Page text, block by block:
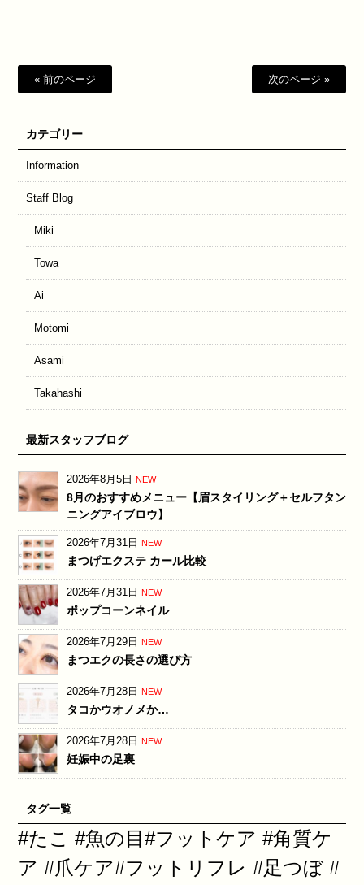
« 前のページ 次のページ »
カテゴリー
Information
Staff Blog
Miki
Towa
Ai
Motomi
Asami
Takahashi
最新スタッフブログ
2026年8月5日 NEW
8月のおすすめメニュー【眉スタイリング＋セルフタン
ニングアイブロウ】
2026年7月31日 NEW
まつげエクステ カール比較
2026年7月31日 NEW
ポップコーンネイル
2026年7月29日 NEW
まつエクの長さの選び方
2026年7月28日 NEW
タコかウオノメか…
2026年7月28日 NEW
妊娠中の足裏
タグ一覧
#たこ #魚の目#フットケア #角質ケ
ア #爪ケア#フットリフレ #足つぼ #